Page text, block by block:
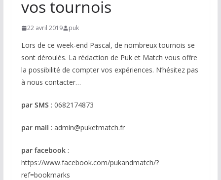
vos tournois
22 avril 2019 puk
Lors de ce week-end Pascal, de nombreux tournois se
sont déroulés. La rédaction de Puk et Match vous offre
la possibilité de compter vos expériences. N’hésitez pas
à nous contacter…
par SMS : 0682174873
par mail : admin@puketmatch.fr
par facebook:
https://www.facebook.com/pukandmatch/?
ref=bookmarks